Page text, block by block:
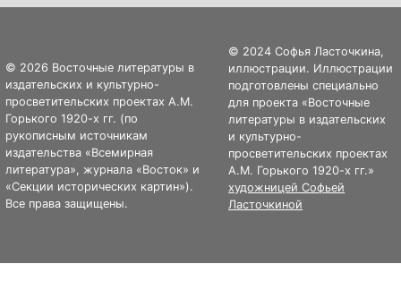
© 2026 Восточные литературы в
издательских и культурно-
просветительских проектах А.М.
Горького 1920-х гг. (по
рукописным источникам
издательства «Всемирная
литература», журнала «Восток» и
«Секции исторических картин»).
Все права защищены.
© 2024 Софья Ласточкина,
иллюстрации. Иллюстрации
подготовлены специально
для проекта «Восточные
литературы в издательских
и культурно-
просветительских проектах
А.М. Горького 1920-х гг.»
художницей Софьей
Ласточкиной